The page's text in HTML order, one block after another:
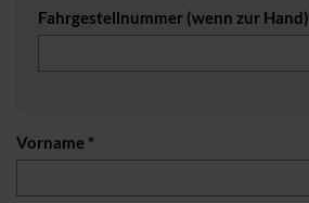
Fahrgestellnummer (wenn zur Hand)
Vorname *